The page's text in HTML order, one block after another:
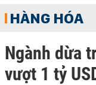
HÀNG HÓA
Ngành dừa
vượt 1 tỷ